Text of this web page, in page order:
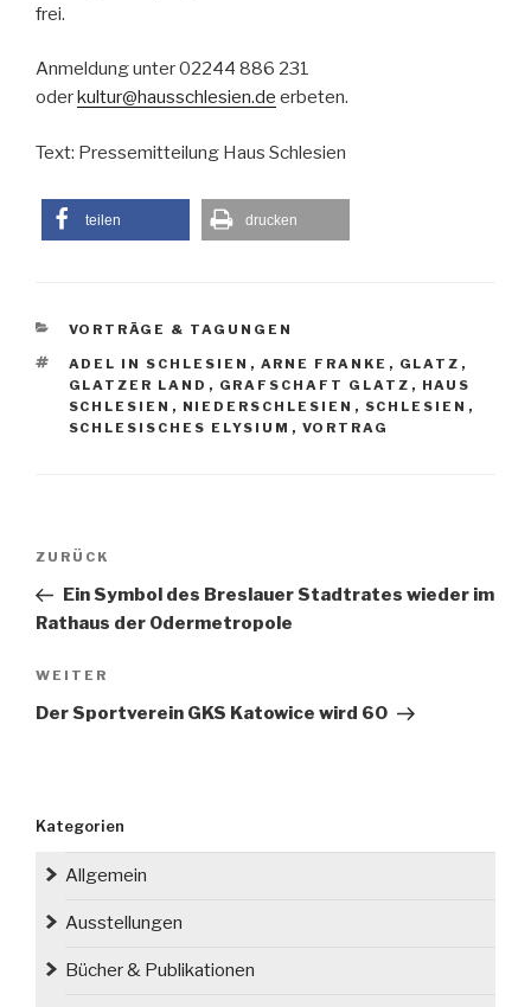
frei.
Anmeldung unter 02244 886 231
oder kultur@hausschlesien.de erbeten.
Text: Pressemitteilung Haus Schlesien
teilen drucken
KATEGORIEN
VORTRÄGE & TAGUNGEN
SCHLAGWÖRTER
ADEL IN SCHLESIEN , ARNE FRANKE , GLATZ ,
GLATZER LAND , GRAFSCHAFT GLATZ , HAUS
SCHLESIEN , NIEDERSCHLESIEN , SCHLESIEN ,
SCHLESISCHES ELYSIUM , VORTRAG
Beitragsnavigation
Vorheriger
Beitrag
ZURÜCK
Ein Symbol des Breslauer Stadtrates wieder im
Rathaus der Odermetropole
Nächster
Beitrag
WEITER
Der Sportverein GKS Katowice wird 60
Kategorien
Allgemein
Ausstellungen
Bücher & Publikationen